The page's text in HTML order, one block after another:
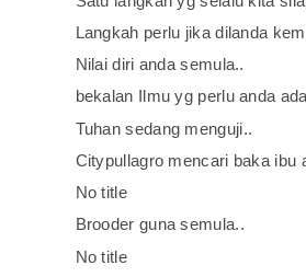
Langkah perlu jika dilanda
Nilai diri anda semula..
bekalan Ilmu yg perlu anda
Tuhan sedang menguji..
Citypullagro mencari baka ibu
No title
Brooder guna semula..
No title